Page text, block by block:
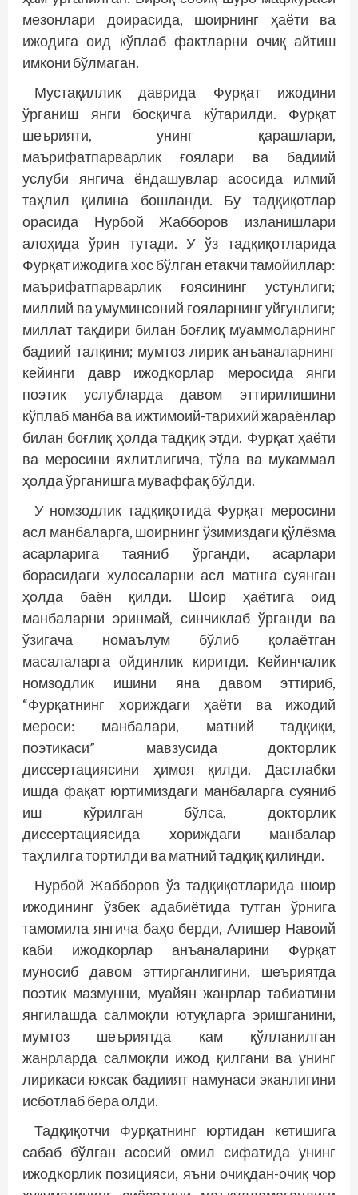
мезонлари доирасида, шоирнинг ҳаёти ва
ижодига оид кўплаб фактларни очиқ айтиш
имкони бўлмаган.
Мустақиллик даврида Фурқат ижодини
ўрганиш янги босқичга кўтарилди. Фурқат
шеърияти, унинг қарашлари,
маърифатпарварлик ғоялари ва бадиий
услуби янгича ёндашувлар асосида илмий
таҳлил қилина бошланди. Бу тадқиқотлар
орасида Нурбой Жабборов изланишлари
алоҳида ўрин тутади. У ўз тадқиқотларида
Фурқат ижодига хос бўлган етакчи тамойиллар:
маърифатпарварлик ғоясининг устунлиги;
миллий ва умуминсоний ғояларнинг уйғунлиги;
миллат тақдири билан боғлиқ муаммоларнинг
бадиий талқини; мумтоз лирик анъаналарнинг
кейинги давр ижодкорлар меросида янги
поэтик услубларда давом эттирилишини
кўплаб манба ва ижтимоий-тарихий жараёнлар
билан боғлиқ ҳолда тадқиқ этди. Фурқат ҳаёти
ва меросини яхлитлигича, тўла ва мукаммал
ҳолда ўрганишга муваффақ бўлди.
У номзодлик тадқиқотида Фурқат меросини
асл манбаларга, шоирнинг ўзимиздаги қўлёзма
асарларига таяниб ўрганди, асарлари
борасидаги хулосаларни асл матнга суянган
ҳолда баён қилди. Шоир ҳаётига оид
манбаларни эринмай, синчиклаб ўрганди ва
ўзигача номаълум бўлиб қолаётган
масалаларга ойдинлик киритди. Кейинчалик
номзодлик ишини яна давом эттириб,
“Фурқатнинг хориждаги ҳаёти ва ижодий
мероси: манбалари, матний тадқиқи,
поэтикаси” мавзусида докторлик
диссертациясини ҳимоя қилди. Дастлабки
ишда фақат юртимиздаги манбаларга суяниб
иш кўрилган бўлса, докторлик
диссертациясида хориждаги манбалар
таҳлилга тортилди ва матний тадқиқ қилинди.
Нурбой Жабборов ўз тадқиқотларида шоир
ижодининг ўзбек адабиётида тутган ўрнига
тамомила янгича баҳо берди, Алишер Навоий
каби ижодкорлар анъаналарини Фурқат
муносиб давом эттирганлигини, шеъриятда
поэтик мазмунни, муайян жанрлар табиатини
янгилашда салмоқли ютуқларга эришганини,
мумтоз шеъриятда кам қўлланилган
жанрларда салмоқли ижод қилгани ва унинг
лирикаси юксак бадиият намунаси эканлигини
исботлаб бера олди.
Тадқиқотчи Фурқатнинг юртидан кетишига
сабаб бўлган асосий омил сифатида унинг
ижодкорлик позицияси, яъни очиқдан-очиқ чор